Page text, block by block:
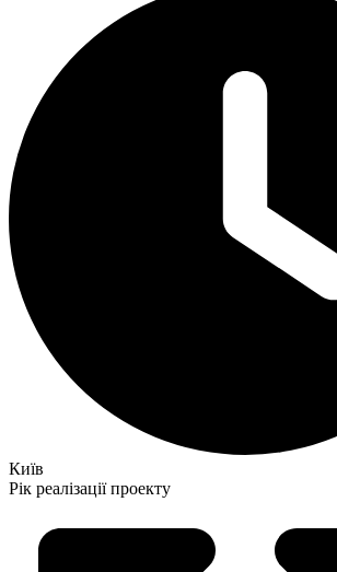
Київ
Рік реалізації проекту